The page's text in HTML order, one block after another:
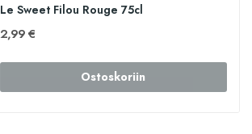
Le Sweet Filou Rouge 75cl
2,99 €
Ostoskoriin